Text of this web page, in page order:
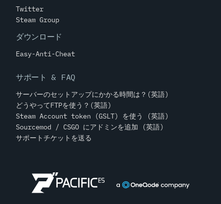
Twitter
Steam Group
ダウンロード
Easy-Anti-Cheat
サポート & FAQ
サーバーのセットアップにかかる時間は？(英語)
どうやってFTPを使う？(英語)
Steam Account token (GSLT) を使う (英語)
Sourcemod / CSGO にアドミンを追加 (英語)
サポートチケットを送る